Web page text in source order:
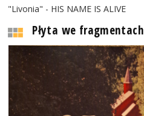
"Livonia" - HIS NAME IS ALIVE
Płyta we fragmentach